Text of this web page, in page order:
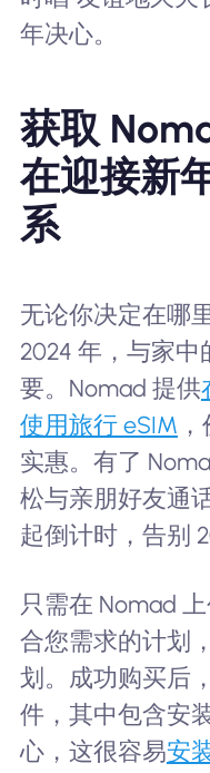
年决心。
获取
在迎接新
系
无论你决定在哪
2024 年，与家
要。Nomad 提供
使用旅行 eSIM
实惠。有了
松与亲朋好友通
起倒计时，告别
只需在 Nomad
合您需求的计划
划。成功购买后
件，其中包含安
心，这很容易安